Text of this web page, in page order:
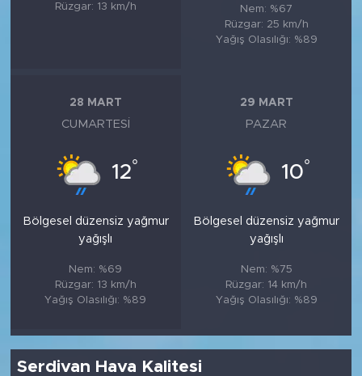
Rüzgar: 13 km/h
Nem: %67
Rüzgar: 25 km/h
Yağış Olasılığı: %89
28 MART
CUMARTESI
12°
Bölgesel düzensiz yağmur
yağışlı
Nem: %69
Rüzgar: 13 km/h
Yağış Olasılığı: %89
29 MART
PAZAR
10°
Bölgesel düzensiz yağmur
yağışlı
Nem: %75
Rüzgar: 14 km/h
Yağış Olasılığı: %89
Serdivan Hava Kalitesi